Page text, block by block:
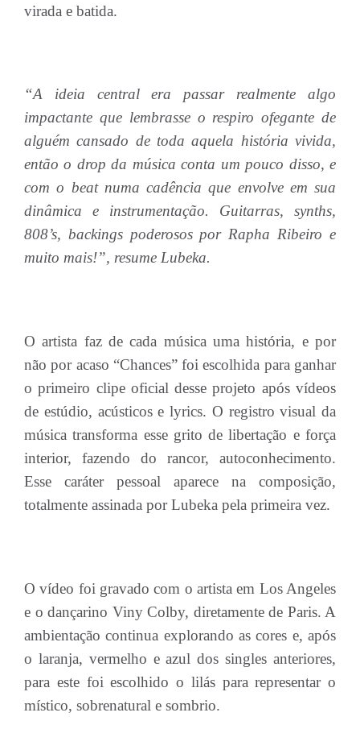
virada e batida.
“A ideia central era passar realmente algo
impactante que lembrasse o respiro ofegante de
alguém cansado de toda aquela história vivida,
então o drop da música conta um pouco disso, e
com o beat numa cadência que envolve em sua
dinâmica e instrumentação. Guitarras, synths,
808’s, backings poderosos por Rapha Ribeiro e
muito mais!”, resume Lubeka.
O artista faz de cada música uma história, e por
não por acaso “Chances” foi escolhida para ganhar
o primeiro clipe oficial desse projeto após vídeos
de estúdio, acústicos e lyrics. O registro visual da
música transforma esse grito de libertação e força
interior, fazendo do rancor, autoconhecimento.
Esse caráter pessoal aparece na composição,
totalmente assinada por Lubeka pela primeira vez.
O vídeo foi gravado com o artista em Los Angeles
e o dançarino Viny Colby, diretamente de Paris. A
ambientação continua explorando as cores e, após
o laranja, vermelho e azul dos singles anteriores,
para este foi escolhido o lilás para representar o
místico, sobrenatural e sombrio.